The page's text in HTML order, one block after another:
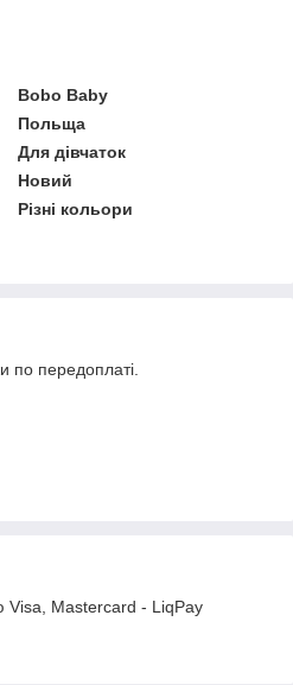
Bobo Baby
Польща
Для дівчаток
Новий
Різні кольори
по передоплаті.
Visa, Mastercard - LiqPay